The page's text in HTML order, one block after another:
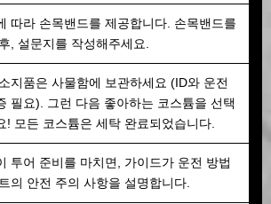
따라 손목밴드를 제공합니다. 손목밴드를
, 설문지를 작성해주세요.
지품은 사물함에 보관하세요 (ID와 운전
필요). 그런 다음 좋아하는 코스튬을 선택
! 모든 코스튬은 세탁 완료되었습니다.
투어 준비를 마치면, 가이드가 운전 방법
의 안전 주의 사항을 설명합니다.